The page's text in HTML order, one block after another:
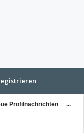
Profilnachrichten ...